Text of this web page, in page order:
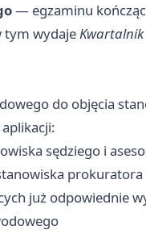
— egzaminu
tym wydajeKwartalnik
do objęcia
sędziego i
już odpowiednie